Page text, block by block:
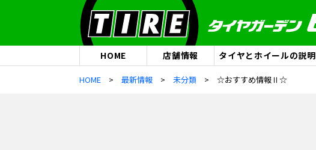
HOME 店舗情報 タイヤとホイールの説明
HOME 最新情報 未分類 ☆おすすめ情報Ⅱ☆